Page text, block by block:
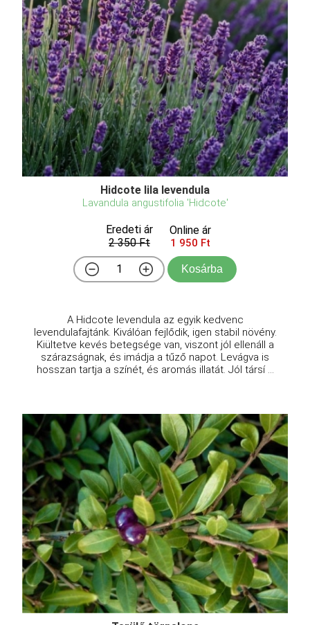
Hidcote lila levendula
Lavandula angustifolia 'Hidcote'
Eredeti ár
2 350 Ft
Online ár
1 950 Ft
Kosárba
A Hidcote levendula az egyik kedvenc
levendulafajtánk. Kiválóan fejlődik, igen stabil növény.
Kiültetve kevés betegsége van, viszont jól ellenáll a
szárazságnak, és imádja a tűző napot. Levágva is
hosszan tartja a színét, és aromás illatát. Jól társí ...